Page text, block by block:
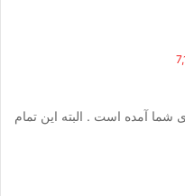
شما آمده است . البته این تمام